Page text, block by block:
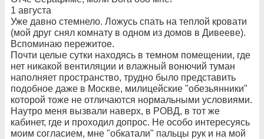
1 августа
Уже давно стемнело. Ложусь спать на теплой кровати
(мой друг снял комнату в одном из домов в Дивееве).
Вспоминаю пережитое.
Почти целые сутки находясь в темном помещении, где
нет никакой вентиляции и влажный вонючий туман
наполняет пространство, трудно было представить
подобное даже в Москве, милицейские "обезьянники"
которой тоже не отличаются нормальными условиями.
Наутро меня вызвали наверх, в РОВД, в тот же
кабинет, где и проходил допрос. Не особо интересуясь
моим согласием, мне "обкатали" пальцы рук и на мой